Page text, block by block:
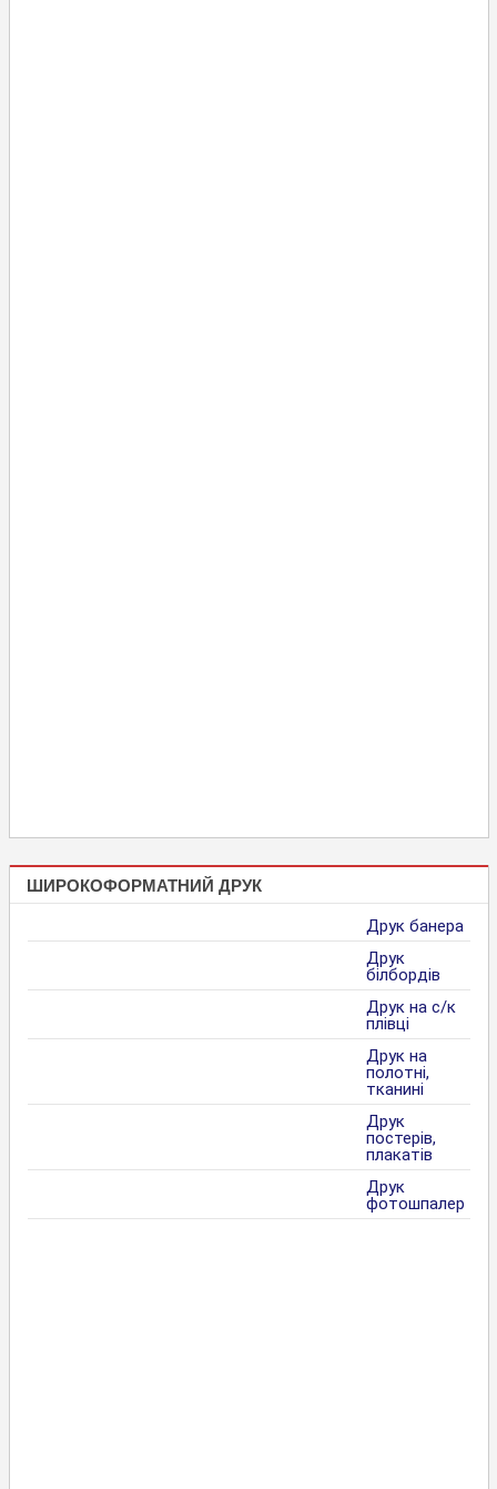
ШИРОКОФОРМАТНИЙ ДРУК
Друк банера
Друк
білбордів
Друк на с/к
плівці
Друк на
полотні,
тканині
Друк
постерів,
плакатів
Друк
фотошпалер